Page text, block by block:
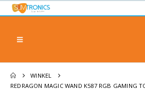
WINKEL
REDRAGON MAGIC WAND K587 RGB GAMING